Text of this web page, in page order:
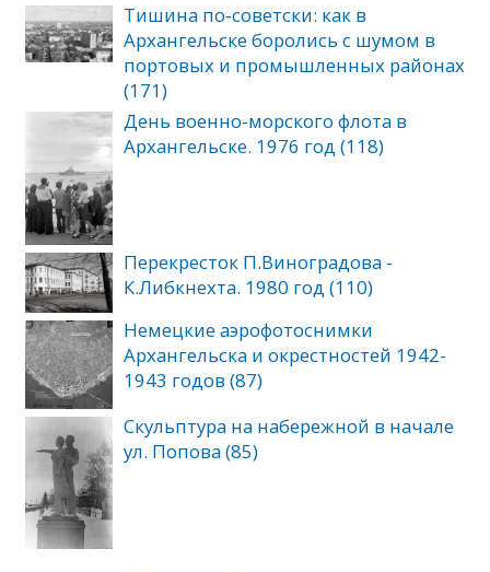
Тишина по‑советски: как в
Архангельске боролись с шумом в
портовых и промышленных районах
(171)
День военно-морского флота в
Архангельске. 1976 год (118)
Перекресток П.Виноградова -
К.Либкнехта. 1980 год (110)
Немецкие аэрофотоснимки
Архангельска и окрестностей 1942-
1943 годов (87)
Скульптура на набережной в начале
ул. Попова (85)